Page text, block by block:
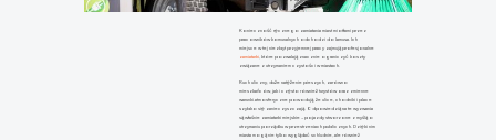
Konieczność ręcznego zamiatania miast miotłami przez
pracowników komunalnych odchodzi do lamusa. Ich
miejsce w tej niezbyt przyjemnej pracy zajmują profesjonalne
zamiatarki , które pozwalają znacznie ograniczyć koszty
związane z utrzymaniem czystości w miastach.
Ruch uliczny, duże natężenie pieszych, zarówno
mieszkańców, jak i często również turystów oraz zmienne
warunki atmosferyczne powodują, że ulice, chodniki i place
szybko się zanieczyszczają. Odpowiedzią na te wyzwania
są właśnie zamiatarki miejskie – pojazdy stworzone z myślą o
utrzymaniu porządku w przestrzeniach publicznych. Dzięki nim
miasta mogą nie tylko wyglądać schludnie, ale również